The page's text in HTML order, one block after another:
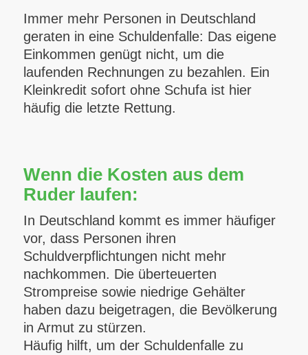
Immer mehr Personen in Deutschland
geraten in eine Schuldenfalle: Das eigene
Einkommen genügt nicht, um die
laufenden Rechnungen zu bezahlen. Ein
Kleinkredit sofort ohne Schufa ist hier
häufig die letzte Rettung.
Wenn die Kosten aus dem
Ruder laufen:
In Deutschland kommt es immer häufiger
vor, dass Personen ihren
Schuldverpflichtungen nicht mehr
nachkommen. Die überteuerten
Strompreise sowie niedrige Gehälter
haben dazu beigetragen, die Bevölkerung
in Armut zu stürzen.
Häufig hilft, um der Schuldenfalle zu